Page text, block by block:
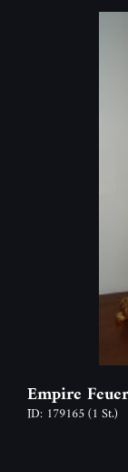
Empire
ID: 179165(1 St.)